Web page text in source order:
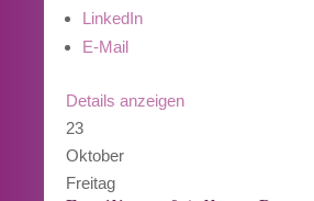
LinkedIn
E-Mail
Details anzeigen
23
Oktober
Freitag